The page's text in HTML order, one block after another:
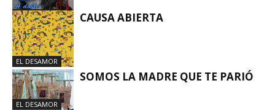
EL DESAMOR
EL DESAMOR
CAUSA ABIERTA
EL DESAMOR
SOMOS LA MADRE QUE TE PARIÓ